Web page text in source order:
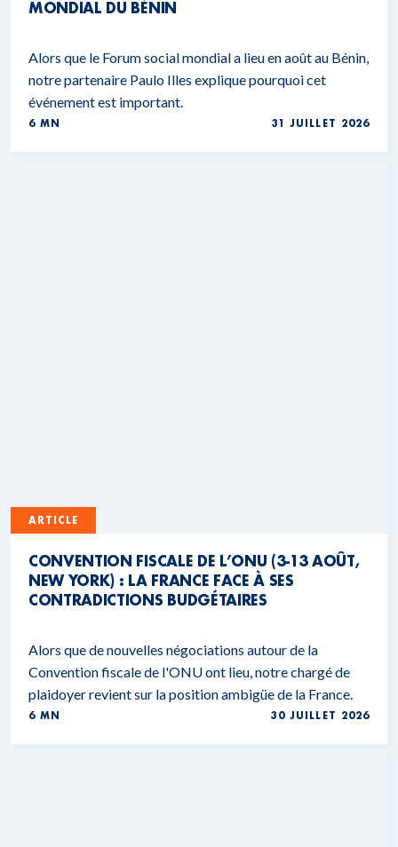
MONDIAL DU BÉNIN
Alors que le Forum social mondial a lieu en août au Bénin,
notre partenaire Paulo Illes explique pourquoi cet
événement est important.
6 MN 31 JUILLET 2026
ARTICLE
CONVENTION FISCALE DE L’ONU (3-13 AOÛT,
NEW YORK) : LA FRANCE FACE À SES
CONTRADICTIONS BUDGÉTAIRES
Alors que de nouvelles négociations autour de la
Convention fiscale de l'ONU ont lieu, notre chargé de
plaidoyer revient sur la position ambigüe de la France.
6 MN 30 JUILLET 2026